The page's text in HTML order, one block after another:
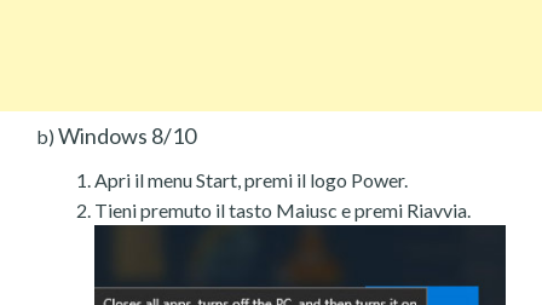
b) Windows 8/10
Apri il menu Start, premi il logo Power.
Tieni premuto il tasto Maiusc e premi Riavvia.